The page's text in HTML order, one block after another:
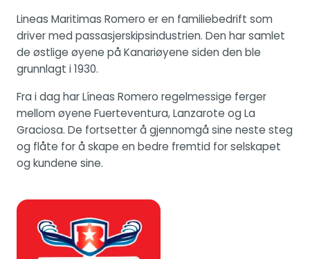
Lineas Maritimas Romero er en familiebedrift som
driver med passasjerskipsindustrien. Den har samlet
de østlige øyene på Kanariøyene siden den ble
grunnlagt i 1930.
Fra i dag har Líneas Romero regelmessige ferger
mellom øyene Fuerteventura, Lanzarote og La
Graciosa. De fortsetter å gjennomgå sine neste steg
og flåte for å skape en bedre fremtid for selskapet
og kundene sine.